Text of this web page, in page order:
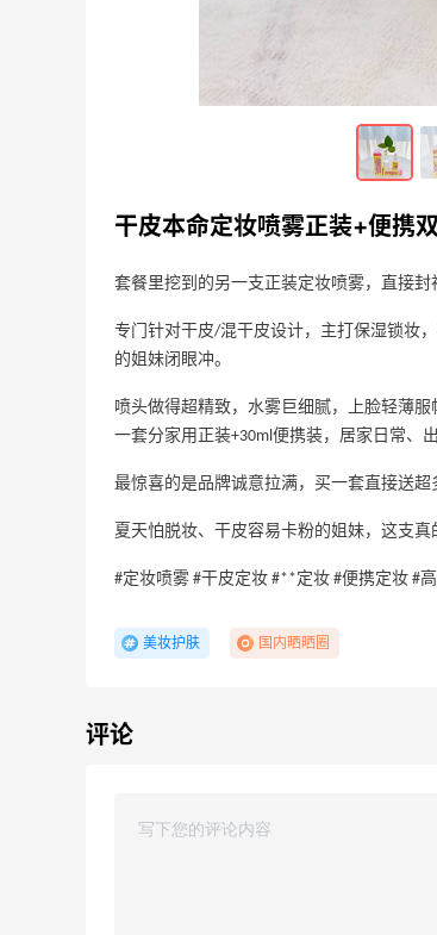
干皮本命定妆喷雾正装+便携
套餐里挖到的另一支正装定妆喷雾，直接封
专门针对干皮/混干皮设计，主打保湿锁妆，
的姐妹闭眼冲。
喷头做得超精致，水雾巨细腻，上脸轻薄服
一套分家用正装+30ml便携装，居家日常、
最惊喜的是品牌诚意拉满，买一套直接送
夏天怕脱妆、干皮容易卡粉的姐妹，这支
#定妆喷雾 #干皮定妆 #**定妆 #便携定妆 #
美妆护肤 国内晒晒圈
评论
欧树多效润泽修护精华油｜回购
3天13小时
【55专享】Bobbi Brown 美网：
遇！满$150立省$50
每满$100返$25礼卡